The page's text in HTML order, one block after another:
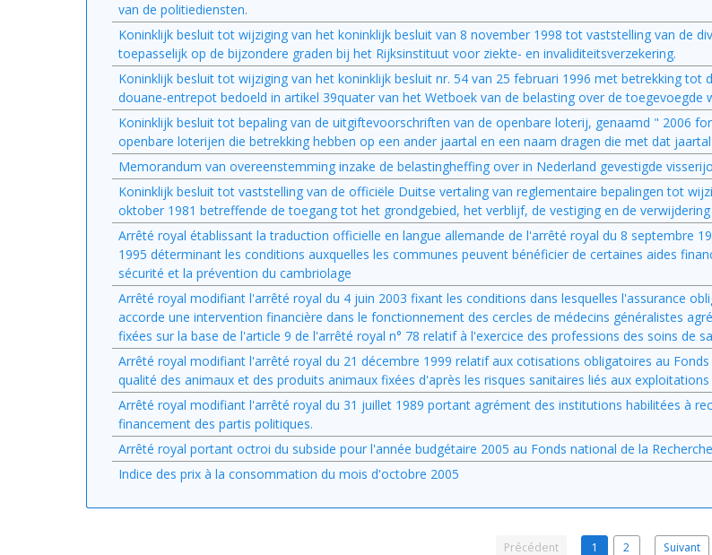
van de politiediensten.
Koninklijk besluit tot wijziging van het koninklijk besluit van 8 november 1998 tot vaststelling van de
toepasselijk op de bijzondere graden bij het Rijksinstituut voor ziekte- en invaliditeitsverzekering.
Koninklijk besluit tot wijziging van het koninklijk besluit nr. 54 van 25 februari 1996 met betrekking tot
douane-entrepot bedoeld in artikel 39quater van het Wetboek van de belasting over de toegevoegde
Koninklijk besluit tot bepaling van de uitgiftevoorschriften van de openbare loterij, genaamd " 2006
openbare loterijen die betrekking hebben op een ander jaartal en een naam dragen die met dat
Memorandum van overeenstemming inzake de belastingheffing over in Nederland gevestigde
Koninklijk besluit tot vaststelling van de officiële Duitse vertaling van reglementaire bepalingen tot
oktober 1981 betreffende de toegang tot het grondgebied, het verblijf, de vestiging en de
Arrêté royal établissant la traduction officielle en langue allemande de l'arrêté royal du 8 septembre
1995 déterminant les conditions auxquelles les communes peuvent bénéficier de certaines aides
sécurité et la prévention du cambriolage
Arrêté royal modifiant l'arrêté royal du 4 juin 2003 fixant les conditions dans lesquelles l'assurance
accorde une intervention financière dans le fonctionnement des cercles de médecins généralistes
fixées sur la base de l'article 9 de l'arrêté royal n° 78 relatif à l'exercice des professions des soins de
Arrêté royal modifiant l'arrêté royal du 21 décembre 1999 relatif aux cotisations obligatoires au
qualité des animaux et des produits animaux fixées d'après les risques sanitaires liés aux
Arrêté royal modifiant l'arrêté royal du 31 juillet 1989 portant agrément des institutions habilitées à
financement des partis politiques.
Arrêté royal portant octroi du subside pour l'année budgétaire 2005 au Fonds national de la
Indice des prix à la consommation du mois d'octobre 2005
Précédent 1 2 Suivant